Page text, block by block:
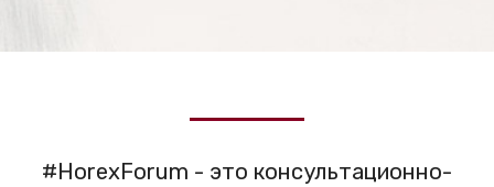
#HorexForum - это консультационно-